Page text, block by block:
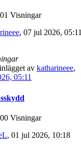
Visningar
, 07 jul 2026, 05:11
av katharineee,
05:11
Visningar
, 01 jul 2026, 10:18